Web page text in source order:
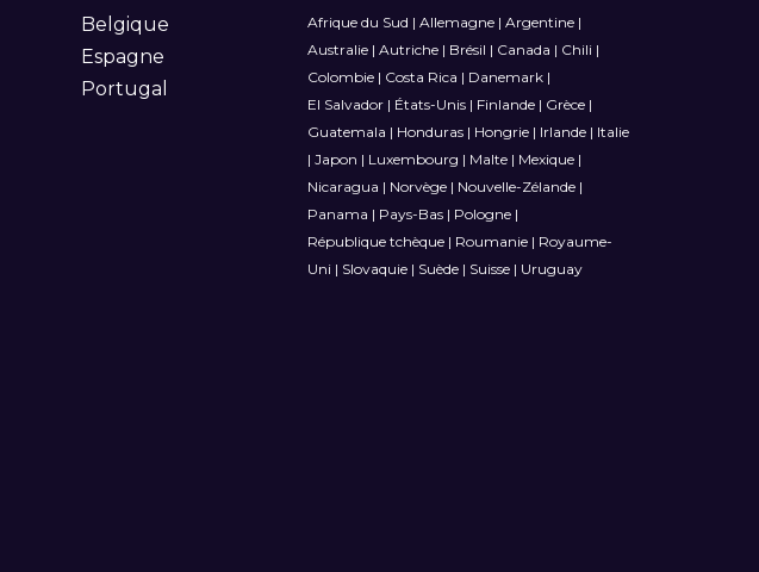
Belgique
Espagne
Portugal
Afrique du Sud | Allemagne| Argentine|
Australie| Autriche| Brésil | Canada | Chili |
Colombie| Costa Rica | Danemark|
El Salvador| États-Unis| Finlande| Grèce|
Guatemala | Honduras| Hongrie| Irlande| Italie
| Japon | Luxembourg | Malte| Mexique|
Nicaragua | Norvège| Nouvelle-Zélande|
Panama | Pays-Bas| Pologne|
République tchèque| Roumanie| Royaume-
Uni | Slovaquie| Suède| Suisse| Uruguay